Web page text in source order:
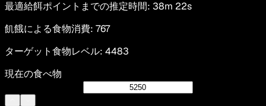
最適給餌ポイントまでの推定時間: 38m 22s
飢餓による食物消費: 767
ターゲット食物レベル: 4483
現在の食べ物